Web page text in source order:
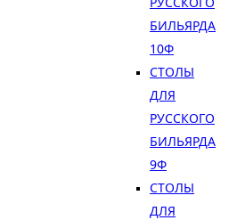
БИЛЬЯРДА
10Ф
СТОЛЫ
ДЛЯ
РУССКОГО
БИЛЬЯРДА
9Ф
СТОЛЫ
ДЛЯ